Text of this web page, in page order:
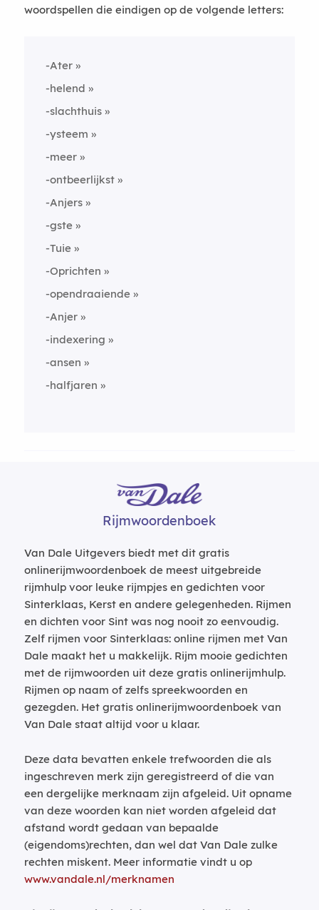
woordspellen die eindigen op de volgende letters:
-Ater
-helend
-slachthuis
-ysteem
-meer
-ontbeerlijkst
-Anjers
-gste
-Tuie
-Oprichten
-opendraaiende
-Anjer
-indexering
-ansen
-halfjaren
Rijmwoordenboek
Van Dale Uitgevers biedt met dit gratis
onlinerijmwoordenboek de meest uitgebreide
rijmhulp voor leuke rijmpjes en gedichten voor
Sinterklaas, Kerst en andere gelegenheden. Rijmen
en dichten voor Sint was nog nooit zo eenvoudig.
Zelf rijmen voor Sinterklaas: online rijmen met Van
Dale maakt het u makkelijk. Rijm mooie gedichten
met de rijmwoorden uit deze gratis onlinerijmhulp.
Rijmen op naam of zelfs spreekwoorden en
gezegden. Het gratis onlinerijmwoordenboek van
Van Dale staat altijd voor u klaar.
Deze data bevatten enkele trefwoorden die als
ingeschreven merk zijn geregistreerd of die van
een dergelijke merknaam zijn afgeleid. Uit opname
van deze woorden kan niet worden afgeleid dat
afstand wordt gedaan van bepaalde
(eigendoms)rechten, dan wel dat Van Dale zulke
rechten miskent. Meer informatie vindt u op
www.vandale.nl/merknamen